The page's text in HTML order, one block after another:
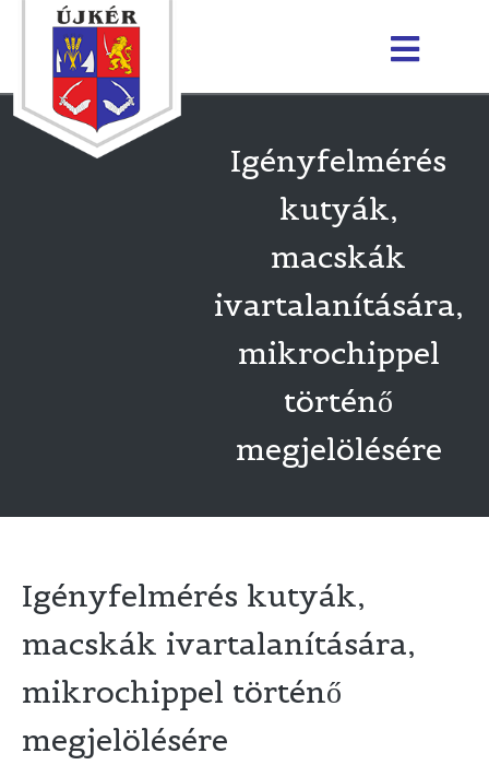
Igényfelmérés
kutyák,
macskák
ivartalanítására,
mikrochippel
történő
megjelölésére
Igényfelmérés kutyák,
macskák ivartalanítására,
mikrochippel történő
megjelölésére